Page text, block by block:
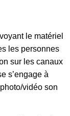
le matériel
les personnes
sur les canaux
s’engage à
vidéo son